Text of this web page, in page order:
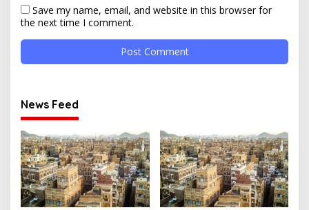
Save my name, email, and website in this browser for
the next time I comment.
News Feed